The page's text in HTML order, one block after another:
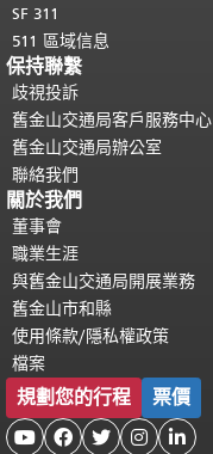
SF 311
511 區域信息
保持聯繫
歧視投訴
舊金山交通局客戶服務中心
舊金山交通局辦公室
聯絡我們
關於我們
董事會
職業生涯
與舊金山交通局開展業務
舊金山市和縣
使用條款/隱私權政策
檔案
規劃您的行程 票價
    